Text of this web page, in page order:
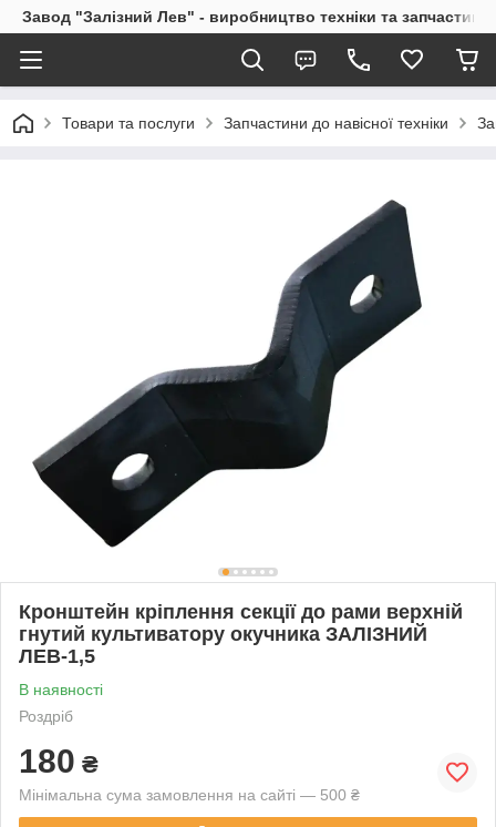
Завод "Залізний Лев" - виробництво техніки та запчастин
Товари та послуги Запчастини до навісної техніки
Кронштейн кріплення секції до рами верхній
гнутий культиватору окучника ЗАЛІЗНИЙ
ЛЕВ-1,5
В наявності
Роздріб
180 ₴
Мінімальна сума замовлення на сайті — 500 ₴